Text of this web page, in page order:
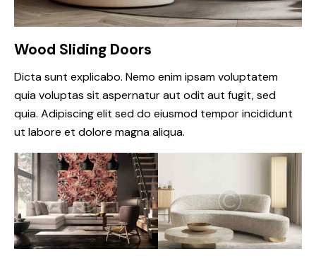
Wood Sliding Doors
Dicta sunt explicabo. Nemo enim ipsam voluptatem
quia voluptas sit aspernatur aut odit aut fugit, sed
quia. Adipiscing elit sed do eiusmod tempor incididunt
ut labore et dolore magna aliqua.